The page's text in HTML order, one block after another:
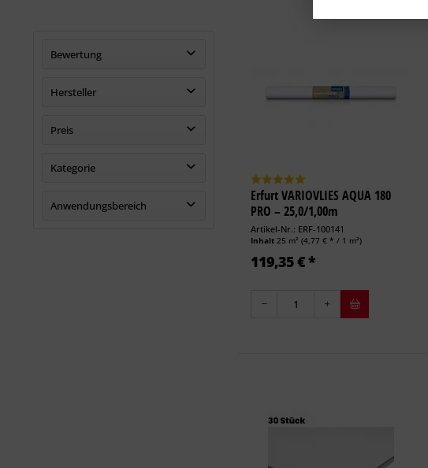
Bewertung
Hersteller
Preis
Kategorie
Innendämmung
Anwendungsbereich
Erfurt VARIOVLIES AQUA 180
PRO – 25,0/1,00m
Artikel-Nr.: ERF-100141
Inhalt 25 m²(4,77 € * / 1 m²)
119,35 € *